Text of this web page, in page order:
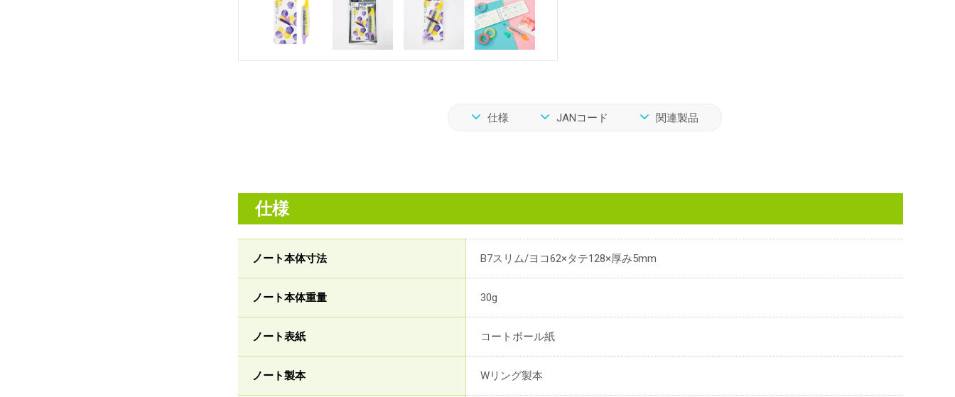
仕様 JANコード 関連製品
仕様
ノート本体寸法 B7スリム/ヨコ62×タテ128×厚み5mm
ノート本体重量 30g
ノート表紙 コートボール紙
ノート製本 Wリング製本